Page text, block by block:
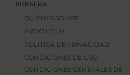
RURALKA
QUIÉNES SOMOS
AVISO LEGAL
POLÍTICA DE PRIVACIDAD
CONDICIONES DE USO
CONDICIONES GENERALES DE